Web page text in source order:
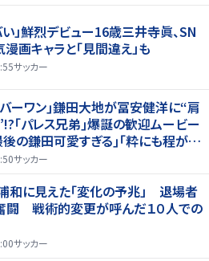
い」鮮烈デビュー16歳三井寺眞、SN
画キャラと「見間違え」も
サッカー
ーワン｣鎌田大地が冨安健洋に“肩
｢パレス兄弟｣爆誕の歓迎ムービー
の鎌田可愛すぎる｣｢粋にも程があ
サッカー
和に見えた「変化の予兆」 退場者
闘 戦術的変更が呼んだ１０人での
サッカー